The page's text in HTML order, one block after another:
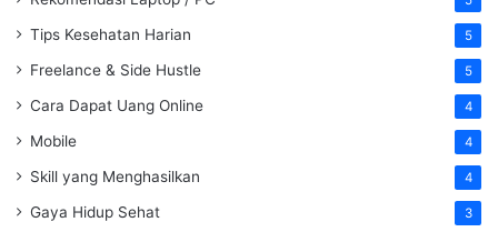
Tips Kesehatan Harian 5
Freelance & Side Hustle 5
Cara Dapat Uang Online 4
Mobile 4
Skill yang Menghasilkan 4
Gaya Hidup Sehat 3